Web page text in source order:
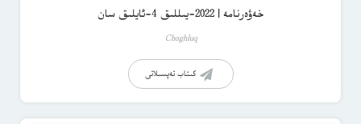
خەۋەرنامە | 2022-يىللىق 4-ئايلىق سان
Choghluq
كىتاب تەپسىلاتى